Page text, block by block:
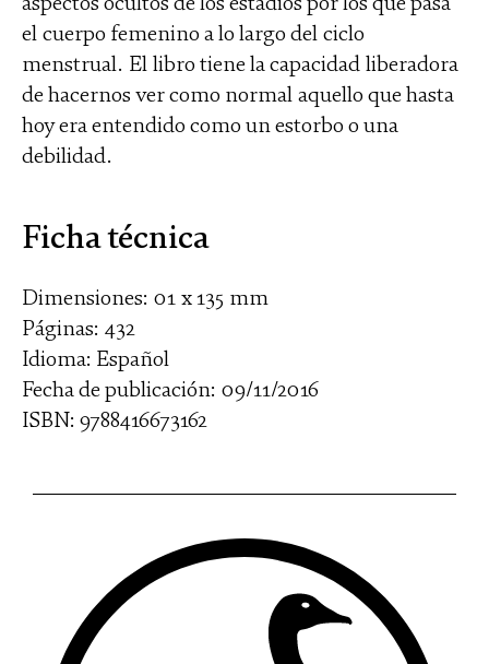
el cuerpo femenino a lo largo del ciclo
menstrual. El libro tiene la capacidad liberadora
de hacernos ver como normal aquello que hasta
hoy era entendido como un estorbo o una
debilidad.
Ficha técnica
Dimensiones: 01 x 135 mm
Páginas: 432
Idioma: Español
Fecha de publicación: 09/11/2016
ISBN: 9788416673162